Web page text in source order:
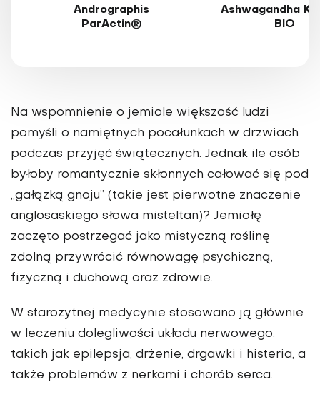
Andrographis
ParActin®
Ashwagandha
BIO
Na wspomnienie o jemiole większość ludzi
pomyśli o namiętnych pocałunkach w drzwiach
podczas przyjęć świątecznych. Jednak ile osób
byłoby romantycznie skłonnych całować się pod
„gałązką gnoju” (takie jest pierwotne znaczenie
anglosaskiego słowa misteltan)? Jemiołę
zaczęto postrzegać jako mistyczną roślinę
zdolną przywrócić równowagę psychiczną,
fizyczną i duchową oraz zdrowie.
W starożytnej medycynie stosowano ją głównie
w leczeniu dolegliwości układu nerwowego,
takich jak epilepsja, drżenie, drgawki i histeria, a
także problemów z nerkami i chorób serca.